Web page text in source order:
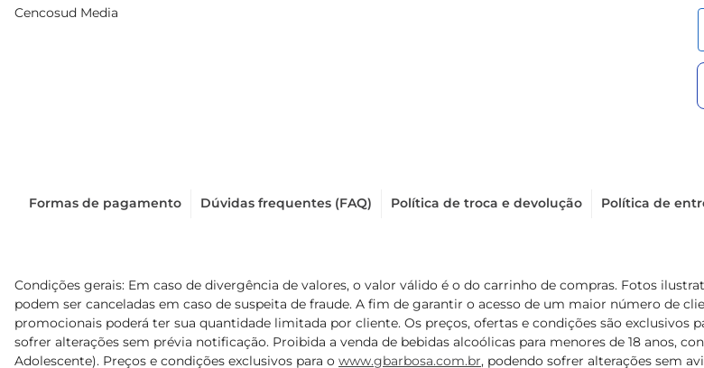
Cencosud Media
Formas de pagamento Dúvidas frequentes (FAQ) Política de troca e devolução Política de
Condições gerais: Em caso de divergência de valores, o valor válido é o do carrinho de compras. Fotos
podem ser canceladas em caso de suspeita de fraude. A fim de garantir o acesso de um maior número de
promocionais poderá ter sua quantidade limitada por cliente. Os preços, ofertas e condições são exclusivos
sofrer alterações sem prévia notificação. Proibida a venda de bebidas alcoólicas para menores de 18 anos,
Adolescente). Preços e condições exclusivos para o www.gbarbosa.com.br, podendo sofrer alterações sem